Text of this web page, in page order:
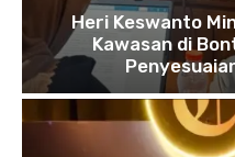
Heri Keswanto
Kawasan di